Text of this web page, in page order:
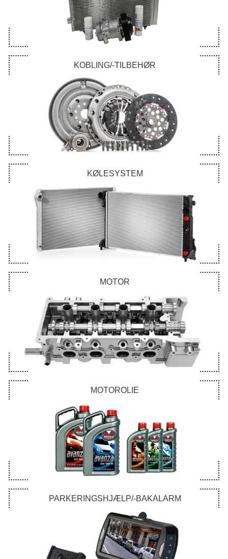
KOBLING/-TILBEHØR
KØLESYSTEM
MOTOR
MOTOROLIE
PARKERINGSHJÆLP/-BAKALARM